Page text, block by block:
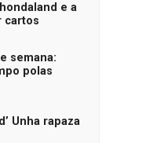
e a
cartos
semana:
polas
Unha rapaza